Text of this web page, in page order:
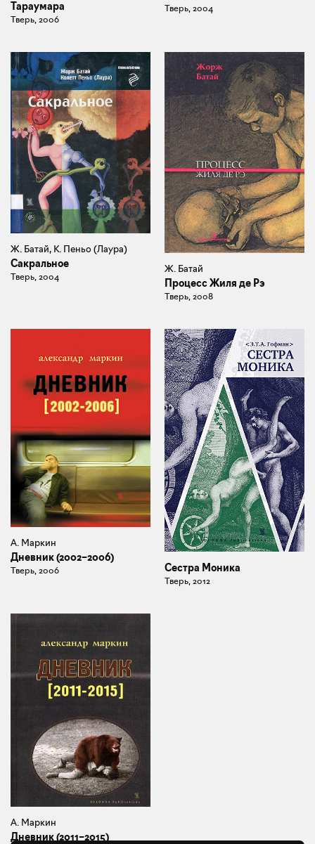
Тараумара
Тверь, 2006
Тверь, 2004
Ж. Батай, К. Пеньо (Лаура)
Сакральное
Тверь, 2004
Ж. Батай
Процесс Жиля де Рэ
Тверь, 2008
А. Маркин
Дневник (2002–2006)
Тверь, 2006 Сестра Моника
Тверь, 2012
А. Маркин
Дневник (2011–2015)